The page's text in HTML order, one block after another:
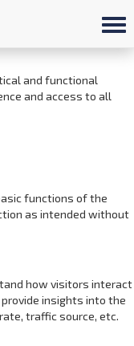
and functional
and access to all
functions of the
as intended without
how visitors interact
insights into the
traffic source, etc.